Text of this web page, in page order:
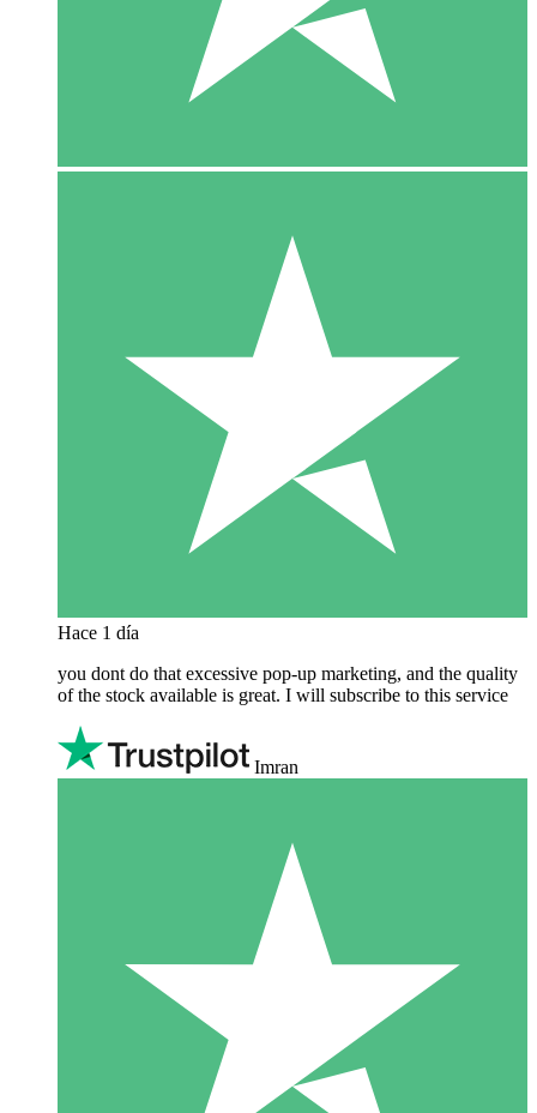
Hace 1 día
you dont do that excessive pop-up marketing, and the quality
of the stock available is great. I will subscribe to this service
Imran